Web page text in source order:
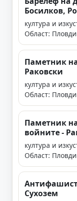
Босилков,
култура и
Област:
Паметник
Раковски
култура и
Област:
Паметник
войните -
култура и
Област:
Сухозем